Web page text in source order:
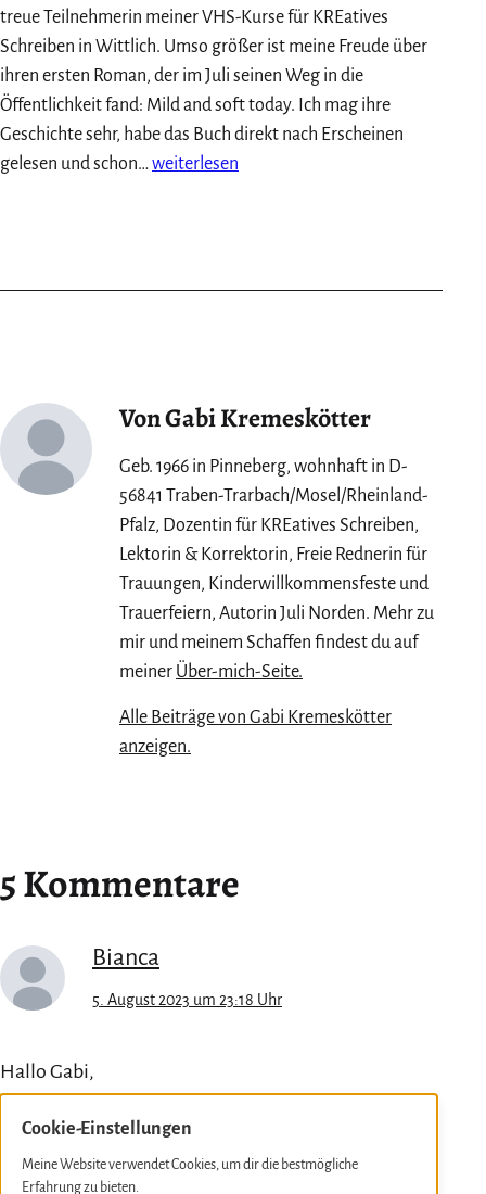
treue Teilnehmerin meiner VHS-Kurse für KREatives
Schreiben in Wittlich. Umso größer ist meine Freude über
ihren ersten Roman, der im Juli seinen Weg in die
Öffentlichkeit fand: Mild and soft today. Ich mag ihre
Geschichte sehr, habe das Buch direkt nach Erscheinen
gelesen und schon… Mild
weiterlesen
Von Gabi Kremeskötter
Geb. 1966 in Pinneberg, wohnhaft in D-
56841 Traben-Trarbach/Mosel/Rheinland-
Pfalz, Dozentin für KREatives Schreiben,
Lektorin & Korrektorin, Freie Rednerin für
Trauungen, Kinderwillkommensfeste und
Trauerfeiern, Autorin Juli Norden. Mehr zu
mir und meinem Schaffen findest du auf
meiner Über-mich-Seite.
Alle Beiträge von Gabi Kremeskötter
anzeigen.
5 Kommentare
Bianca
5. August 2023 um 23:18 Uhr
Hallo Gabi,
für mich sind die aufgelisteten Gründe sehr gut
nachvollziehbar.
Ich erlebte gerade kürzlich eine wunderschöne freie
Cookie-Einstellungen
Meine Website verwendet Cookies, um dir die bestmögliche
Erfahrung zu bieten.